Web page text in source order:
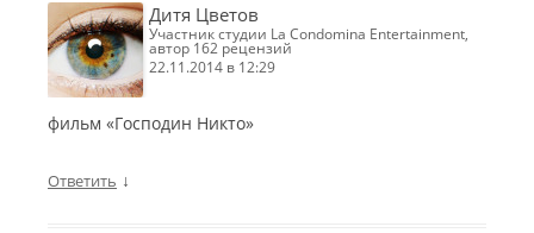
Дитя Цветов
участник студии La Condomina Entertainment,
автор 162 рецензий
22.11.2014 в 12:29
фильм «Господин Никто»
Ответить ↓